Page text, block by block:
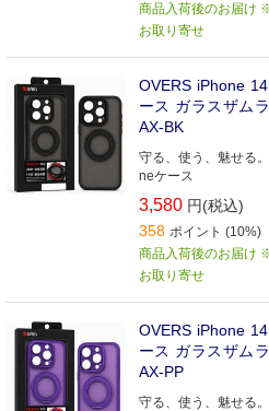
商品入荷後のお届け
お取り寄せ
OVERS iPhone
ース ガラスザム
AX-BK
守る、使う、魅せる
neケース
3,580 円(税込)
358 ポイント (10%)
商品入荷後のお届け
お取り寄せ
OVERS iPhone
ース ガラスザム
AX-PP
守る、使う、魅せる